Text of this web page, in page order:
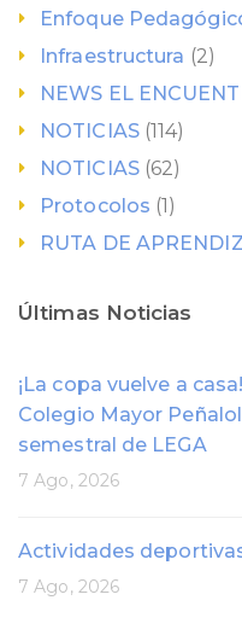
Enfoque
Infraestructura (2)
NEWS EL
NOTICIAS(114)
NOTICIAS(62)
Protocolos (1)
RUTA DE
Últimas Noticias
¡La copa vuelve a
Colegio Mayor
semestral de LEGA
7 Ago, 2026
Actividades
7 Ago, 2026